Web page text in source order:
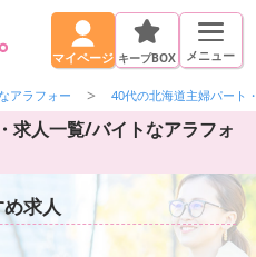
マイページ キープBOX メニュー
アラフォー 40代の北海道主婦パート
求人一覧/バイトなアラフォ
求人